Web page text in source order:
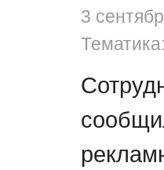
3
Тематика: